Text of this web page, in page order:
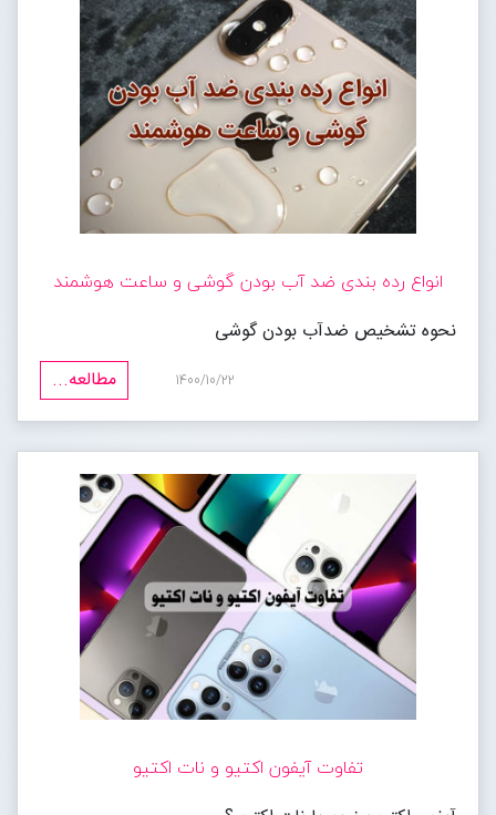
انواع رده بندی ضد آب بودن گوشی و ساعت هوشمند
نحوه تشخیص ضدآب بودن گوشی
مطالعه...
1400/10/22
تفاوت آیفون اکتیو و نات اکتیو